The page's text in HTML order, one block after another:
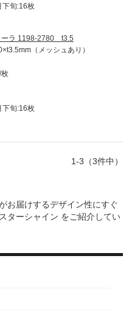
下旬:16枚
ーラ 1198-2780 t3.5
（メッシュあり）
下旬:16枚
1-3（3件中）
お届けするデザイン性にすぐ
ターシャイン をご紹介してい